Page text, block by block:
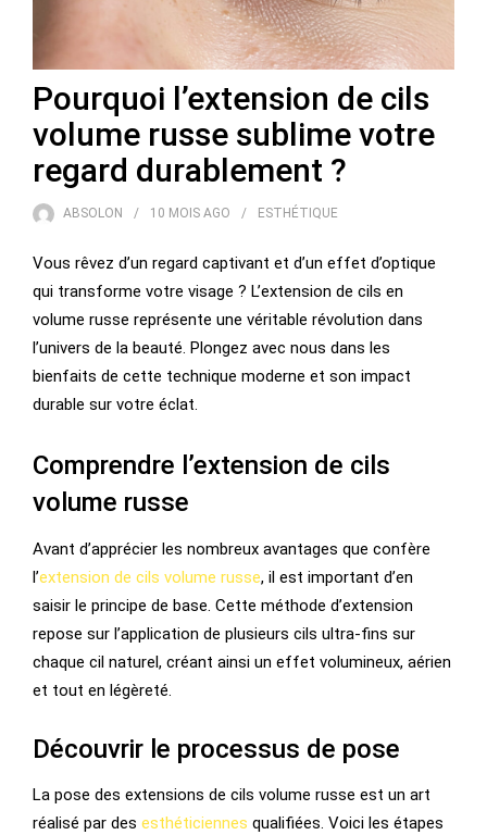
Pourquoi l’extension de cils
volume russe sublime votre
regard durablement ?
ABSOLON 10 MOIS AGO ESTHÉTIQUE
Vous rêvez d’un regard captivant et d’un effet d’optique
qui transforme votre visage ? L’extension de cils en
volume russe représente une véritable révolution dans
l’univers de la beauté. Plongez avec nous dans les
bienfaits de cette technique moderne et son impact
durable sur votre éclat.
Comprendre l’extension de cils
volume russe
Avant d’apprécier les nombreux avantages que confère
l’extension de cils volume russe, il est important d’en
saisir le principe de base. Cette méthode d’extension
repose sur l’application de plusieurs cils ultra-fins sur
chaque cil naturel, créant ainsi un effet volumineux, aérien
et tout en légèreté.
Découvrir le processus de pose
La pose des extensions de cils volume russe est un art
réalisé par des esthéticiennes qualifiées. Voici les étapes